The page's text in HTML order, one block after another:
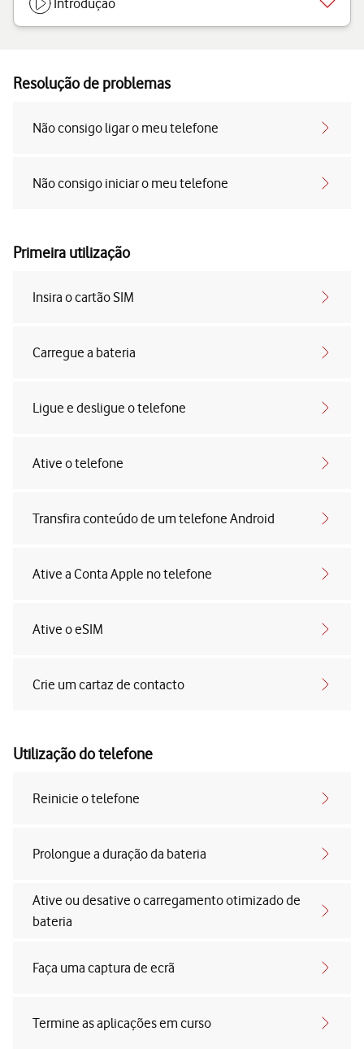
Introdução
Resolução de problemas
Não consigo ligar o meu telefone
Não consigo iniciar o meu telefone
Primeira utilização
Insira o cartão SIM
Carregue a bateria
Ligue e desligue o telefone
Ative o telefone
Transfira conteúdo de um telefone Android
Ative a Conta Apple no telefone
Ative o eSIM
Crie um cartaz de contacto
Utilização do telefone
Reinicie o telefone
Prolongue a duração da bateria
Ative ou desative o carregamento otimizado de
bateria
Faça uma captura de ecrã
Termine as aplicações em curso